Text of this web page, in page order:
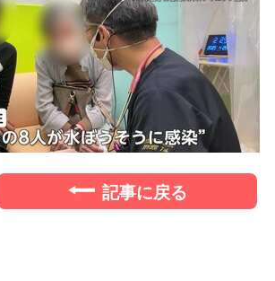
記事に戻る